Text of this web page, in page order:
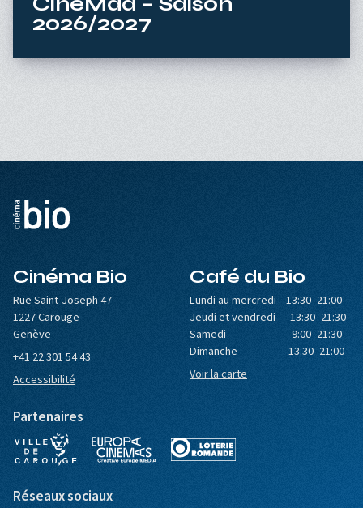
2026/2027
Cinéma Bio
Rue Saint-Joseph 47
1227 Carouge
Genève
+41 22 301 54 43
Accessibilité
Café du Bio
Lundi au mercredi 13:30–21:00
Jeudi et vendredi 13:30–21:30
Samedi 9:00–21:30
Dimanche 13:30–21:00
Voir la carte
Partenaires
Réseaux sociaux